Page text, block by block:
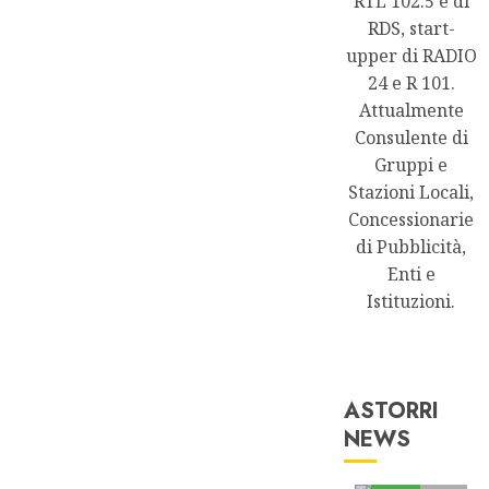
RDS, start-
upper di RADIO
24 e R 101.
Attualmente
Consulente di
Gruppi e
Stazioni Locali,
Concessionarie
di Pubblicità,
Enti e
Istituzioni.
ASTORRI
NEWSAstorri News